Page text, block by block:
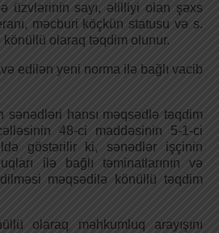
üzvlərinin sayı, əlilliyi olan şəxs
məcburi köçkün statusu və s.
olaraq təqdim olunur.
edilən yeni norma ilə bağlı vacib
sənədləri hansı məqsədlə təqdim
48-ci maddəsinin 5-1-ci
göstərilir ki, sənədlər işçinin
ilə bağlı təminatlarının və
məqsədilə könüllü təqdim
olaraq məhkumluq arayışını